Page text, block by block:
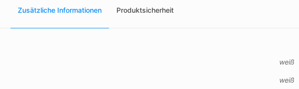
Zusätzliche Informationen Produktsicherheit
weiß
weiß